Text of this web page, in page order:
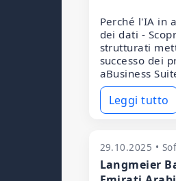
Perché l'IA in
dei dati -
strutturati
successo dei
aBusiness
Leggi tutto
29.10.2025 •
Langmeier